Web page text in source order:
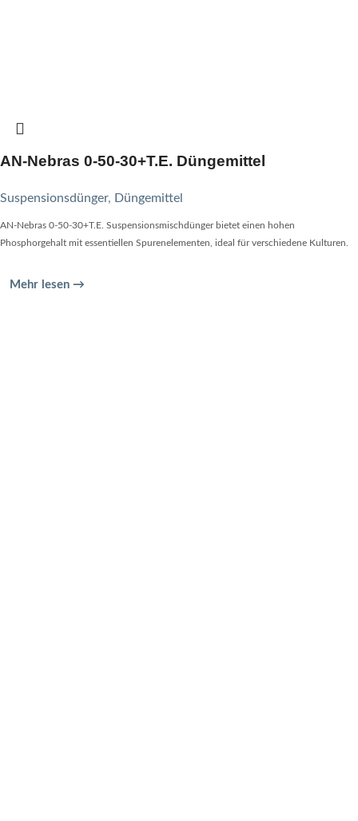
AN-Nebras 0-50-30+T.E. Düngemittel
Suspensionsdünger, Düngemittel
AN-Nebras 0-50-30+T.E. Suspensionsmischdünger bietet einen hohen
Phosphorgehalt mit essentiellen Spurenelementen, ideal für verschiedene Kulturen.
Mehr lesen →